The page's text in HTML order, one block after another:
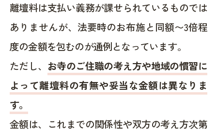
離壇料は支払い義務が課せられているものでは
ありませんが、法要時のお布施と同額〜3倍程
度の金額を包むのが通例となっています。
ただし、 お寺のご住職の考え方や地域の慣習に
よって離壇料の有無や妥当な金額は異なりま
す。
金額は、これまでの関係性や双方の考え方次第